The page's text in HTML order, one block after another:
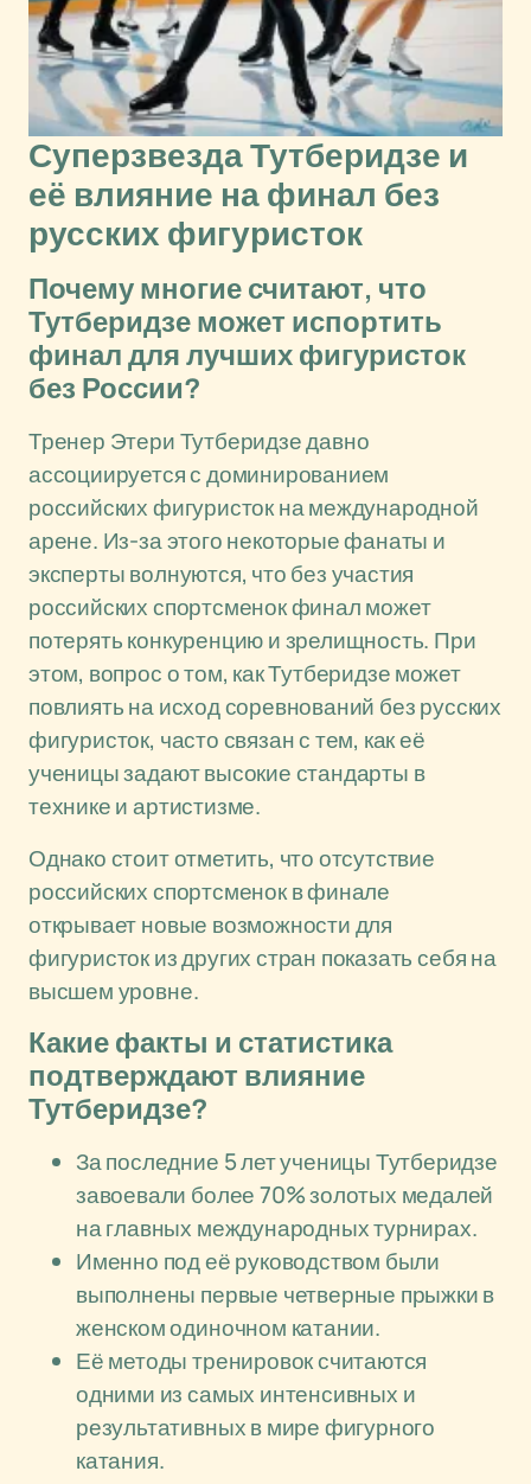
Суперзвезда Тутберидзе и
её влияние на финал без
русских фигуристок
Почему многие считают, что
Тутберидзе может испортить
финал для лучших фигуристок
без России?
Тренер Этери Тутберидзе давно
ассоциируется с доминированием
российских фигуристок на международной
арене. Из-за этого некоторые фанаты и
эксперты волнуются, что без участия
российских спортсменок финал может
потерять конкуренцию и зрелищность. При
этом, вопрос о том, как Тутберидзе может
повлиять на исход соревнований без русских
фигуристок, часто связан с тем, как её
ученицы задают высокие стандарты в
технике и артистизме.
Однако стоит отметить, что отсутствие
российских спортсменок в финале
открывает новые возможности для
фигуристок из других стран показать себя на
высшем уровне.
Какие факты и статистика
подтверждают влияние
Тутберидзе?
За последние 5 лет ученицы Тутберидзе
завоевали более 70% золотых медалей
на главных международных турнирах.
Именно под её руководством были
выполнены первые четверные прыжки в
женском одиночном катании.
Её методы тренировок считаются
одними из самых интенсивных и
результативных в мире фигурного
катания.